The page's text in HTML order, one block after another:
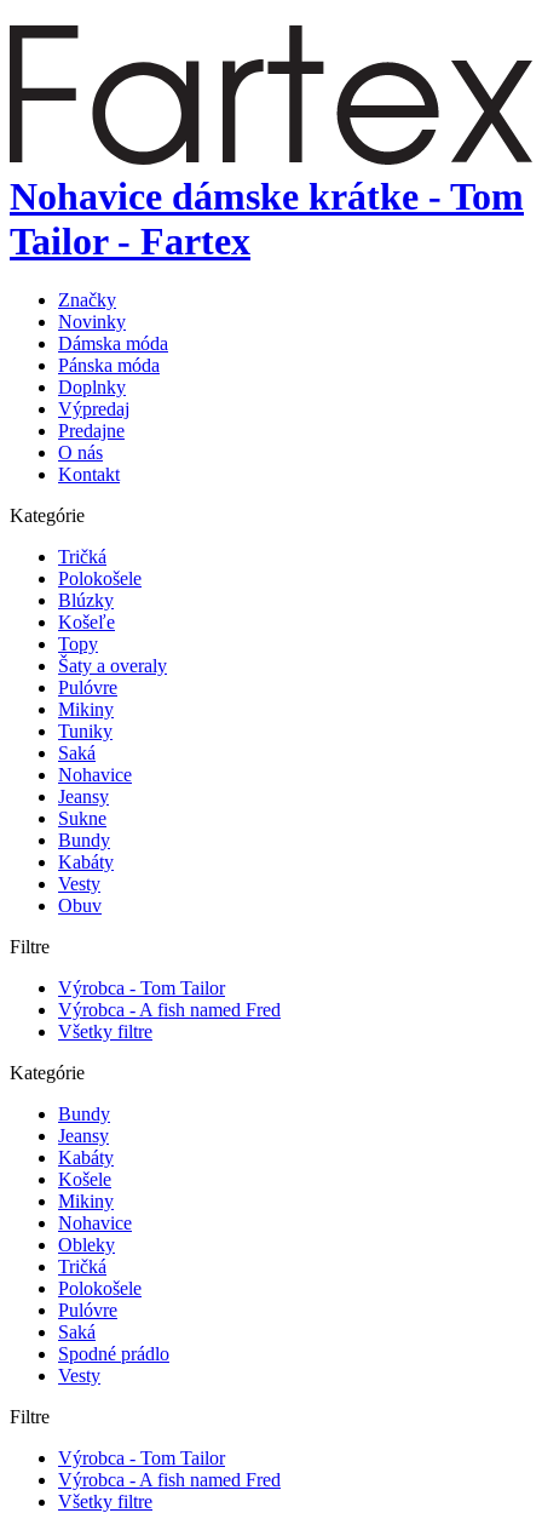
Nohavice dámske krátke - Tom
Tailor - Fartex
Značky
Novinky
Dámska móda
Pánska móda
Doplnky
Výpredaj
Predajne
O nás
Kontakt
Kategórie
Tričká
Polokošele
Blúzky
Košeľe
Topy
Šaty a overaly
Pulóvre
Mikiny
Tuniky
Saká
Nohavice
Jeansy
Sukne
Bundy
Kabáty
Vesty
Obuv
Filtre
Výrobca - Tom Tailor
Výrobca - A fish named Fred
Všetky filtre
Kategórie
Bundy
Jeansy
Kabáty
Košele
Mikiny
Nohavice
Obleky
Tričká
Polokošele
Pulóvre
Saká
Spodné prádlo
Vesty
Filtre
Výrobca - Tom Tailor
Výrobca - A fish named Fred
Všetky filtre